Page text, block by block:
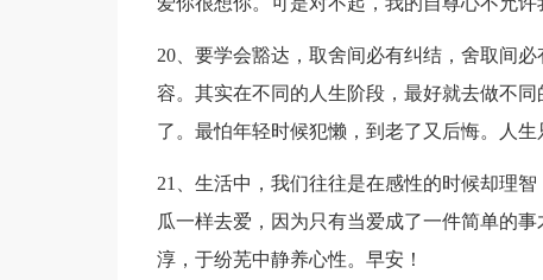
20、要学会豁达，取舍间必有纠结，舍取间
容。其实在不同的人生阶段，最好就去做不
了。最怕年轻时候犯懒，到老了又后悔。人
21、生活中，我们往往是在感性的时候却理
瓜一样去爱，因为只有当爱成了一件简单的
淳，于纷芜中静养心性。早安！